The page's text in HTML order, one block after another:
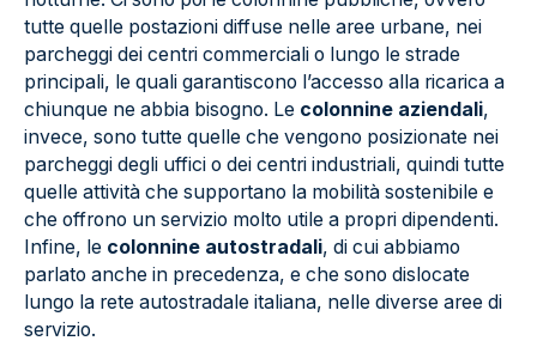
tutte quelle postazioni diffuse nelle aree urbane, nei
parcheggi dei centri commerciali o lungo le strade
principali, le quali garantiscono l’accesso alla ricarica a
chiunque ne abbia bisogno. Le colonnine aziendali,
invece, sono tutte quelle che vengono posizionate nei
parcheggi degli uffici o dei centri industriali, quindi tutte
quelle attività che supportano la mobilità sostenibile e
che offrono un servizio molto utile a propri dipendenti.
Infine, le colonnine autostradali, di cui abbiamo
parlato anche in precedenza, e che sono dislocate
lungo la rete autostradale italiana, nelle diverse aree di
servizio.